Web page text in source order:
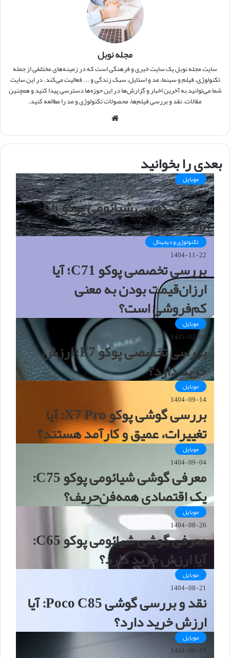
مجله نوبل
سایت مجله نوبل یک سایت خبری و فرهنگی است که در زمینه‌های مختلفی از جمله
تکنولوژی، فیلم و سینما، مد و استایل، سبک زندگی و ... فعالیت می‌کند. در این سایت
شما می‌توانید به آخرین اخبار و گزارش‌ها در این حوزه‌ها دسترسی پیدا کنید و همچنین
مقالات، نقد و بررسی فیلم‌ها، محصولات تکنولوژی و مد را مطالعه کنید.
س
ت
بعدی را بخوانید
موبایل
1405-02-04
بررسی گوشی شیائومی پوکو F6
Pro
تکنولوژی و دیجیتال
1404-11-22
بررسی تخصصی پوکو C71؛ آیا
ارزان‌قیمت بودن به معنی
کم‌فروشی است؟
موبایل
1405-02-04
بررسی تخصصی پوکو F7؛ ارزش
خرید دارد؟
موبایل
1404-09-14
بررسی گوشی پوکو X7 Pro: آیا
تغییرات، عمیق و کارآمد هستند؟
موبایل
1404-09-04
معرفی گوشی شیائومی پوکو C75:
یک اقتصادی همه‌فن‌حریف؟
موبایل
1404-08-26
معرفی گوشی شیائومی پوکو C65:
آیا ارزش خرید دارد؟
موبایل
1404-08-21
نقد و بررسی گوشی Poco C85: آیا
ارزش خرید دارد؟
موبایل
1404-08-19